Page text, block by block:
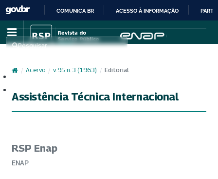
IR
PARA
CONTEÚDO
COMUNICA BR ACESSO À INFORMAÇÃO
Pesquisar
/ Acervo / v. 95 n. 3 (1963) / Editorial
Assistência Técnica Internacional
RSP Enap
ENAP